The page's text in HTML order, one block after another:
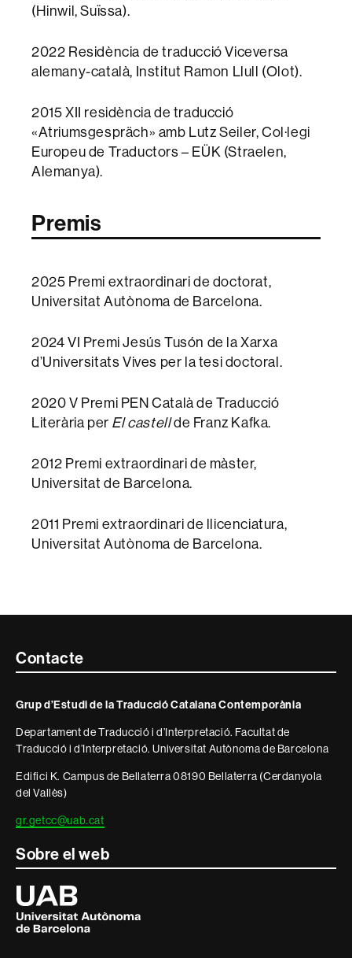
(Hinwil, Suïssa).
2022 Residència de traducció Viceversa
alemany-català, Institut Ramon Llull (Olot).
2015 XII residència de traducció
«Atriumsgespräch» amb Lutz Seiler, Col·legi
Europeu de Traductors – EÜK (Straelen,
Alemanya).
Premis
2025 Premi extraordinari de doctorat,
Universitat Autònoma de Barcelona.
2024 VI Premi Jesús Tusón de la Xarxa
d’Universitats Vives per la tesi doctoral.
2020 V Premi PEN Català de Traducció
Literària per El castellde Franz Kafka.
2012 Premi extraordinari de màster,
Universitat de Barcelona.
2011 Premi extraordinari de llicenciatura,
Universitat Autònoma de Barcelona.
Contacte
informació
legal
Contacte
Grup d’Estudi de la Traducció Catalana Contemporània
Departament de Traducció i d’Interpretació. Facultat de
Traducció i d’Interpretació. Universitat Autònoma de Barcelona
Edifici K. Campus de Bellaterra 08190 Bellaterra (Cerdanyola
del Vallès)
gr.getcc@uab.cat
Sobre el web
Universitat
Autònoma
de
Barcelona